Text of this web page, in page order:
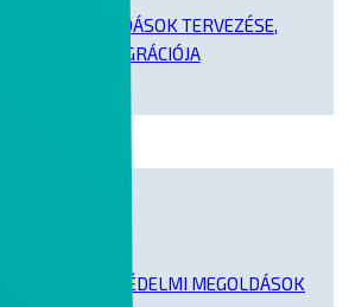
ALAPÚ MEGOLDÁSOK TERVEZÉSE,
ÉS MIGRÁCIÓJA
KOMPLEX VÉDELMI MEGOLDÁSOK